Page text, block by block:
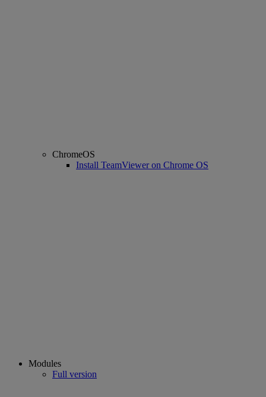
ChromeOS
Install TeamViewer on Chrome OS
Modules
Full version